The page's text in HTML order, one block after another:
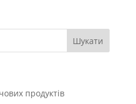
продуктів